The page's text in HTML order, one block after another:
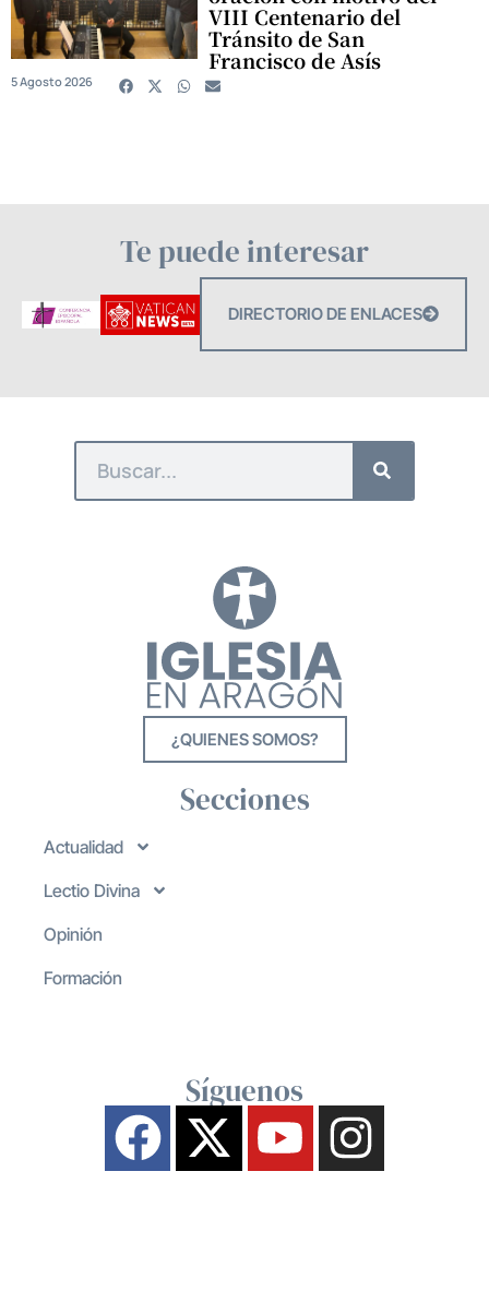
VIII Centenario del
Tránsito de San
Francisco de Asís
5 Agosto 2026
Te puede interesar
DIRECTORIO DE ENLACES
¿QUIENES SOMOS?
Secciones
Actualidad
Lectio Divina
Opinión
Formación
Síguenos